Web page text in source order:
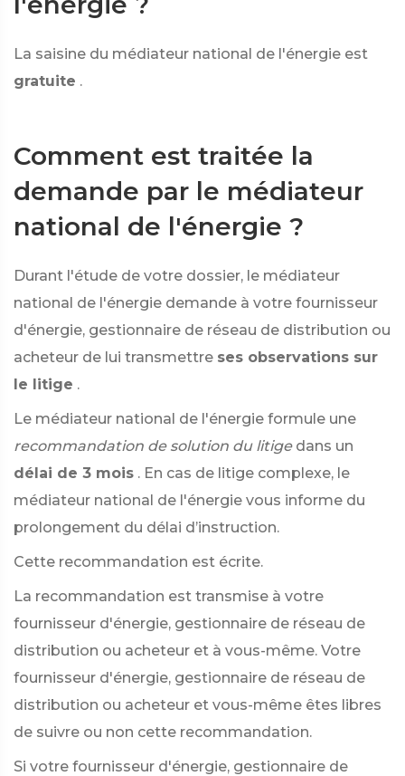
La saisine du médiateur national de l'énergie est
gratuite .
Comment est traitée la
demande par le médiateur
national de l'énergie ?
Durant l'étude de votre dossier, le médiateur
national de l'énergie demande à votre fournisseur
d'énergie, gestionnaire de réseau de distribution ou
acheteur de lui transmettre ses observations sur
le litige .
Le médiateur national de l'énergie formule une
recommandation de solution du litige dans un
délai de 3 mois . En cas de litige complexe, le
médiateur national de l'énergie vous informe du
prolongement du délai d’instruction.
Cette recommandation est écrite.
La recommandation est transmise à votre
fournisseur d'énergie, gestionnaire de réseau de
distribution ou acheteur et à vous-même. Votre
fournisseur d'énergie, gestionnaire de réseau de
distribution ou acheteur et vous-même êtes libres
de suivre ou non cette recommandation.
Si votre fournisseur d'énergie, gestionnaire de